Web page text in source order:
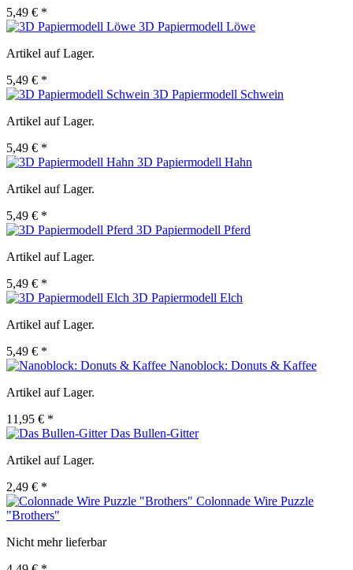
5,49 € *
3D Papiermodell Löwe
Artikel auf Lager.
5,49 € *
3D Papiermodell Schwein
Artikel auf Lager.
5,49 € *
3D Papiermodell Hahn
Artikel auf Lager.
5,49 € *
3D Papiermodell Pferd
Artikel auf Lager.
5,49 € *
3D Papiermodell Elch
Artikel auf Lager.
5,49 € *
Nanoblock: Donuts & Kaffee
Artikel auf Lager.
11,95 € *
Das Bullen-Gitter
Artikel auf Lager.
2,49 € *
Colonnade Wire Puzzle
"Brothers"
Nicht mehr lieferbar